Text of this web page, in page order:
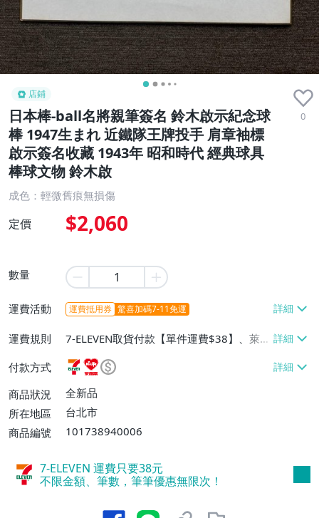
店鋪
日本棒-ball名將親筆簽名 鈴木啟示紀念球
棒 1947生まれ 近鐵隊王牌投手 肩章袖標
啟示簽名收藏 1943年 昭和時代 經典球具
棒球文物 鈴木啟
0
成色：輕微舊痕無損傷
定價 $2,060
數量
運費活動 運費抵用券 驚喜加碼7-11免運
運費規則
7-ELEVEN取貨付款【單件運費$38】、萊爾
富取貨付款【單件運費$60】、宅配/貨運
【單件運費$130】
付款方式
商品狀況
全新品
所在地區
台北市
商品編號
101738940006
7-ELEVEN 運費只要38元
不限金額、筆數，筆筆優惠無限次！